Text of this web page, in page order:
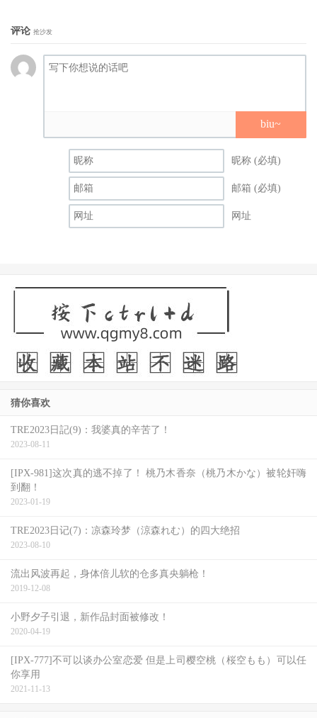
评论 抢沙发
biu~
昵称 (必填)
邮箱 (必填)
网址
猜你喜欢
TRE2023日記(9)：我婆真的辛苦了！
2023-08-11
[IPX-981]这次真的逃不掉了！ 桃乃木香奈（桃乃木かな）被轮奸嗨
到翻！
2023-01-19
TRE2023日记(7)：凉森玲梦（涼森れむ）的四大绝招
2023-08-10
流出风波再起，身体倍儿软的仓多真央躺枪！
2019-12-08
小野夕子引退，新作品封面被修改！
2020-04-19
[IPX-777]不可以谈办公室恋爱 但是上司樱空桃（桜空もも）可以任
你享用
2021-11-13